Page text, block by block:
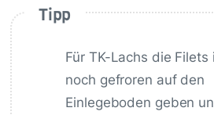
Tipp
Für TK-Lachs die Filets
noch gefroren auf den
Einlegeboden geben